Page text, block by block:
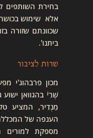
בחירת השותפים
אלא שימוש
שכוונתם שזורה
ביתנו'.
שרות לציבור
מכון פרבהוג'י
שְׁרִיֿ בהגוואן
מַנְדִיר, המציע
הענפה של
מספקת